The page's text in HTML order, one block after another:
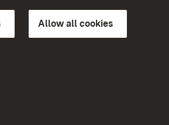
Allow all cookies